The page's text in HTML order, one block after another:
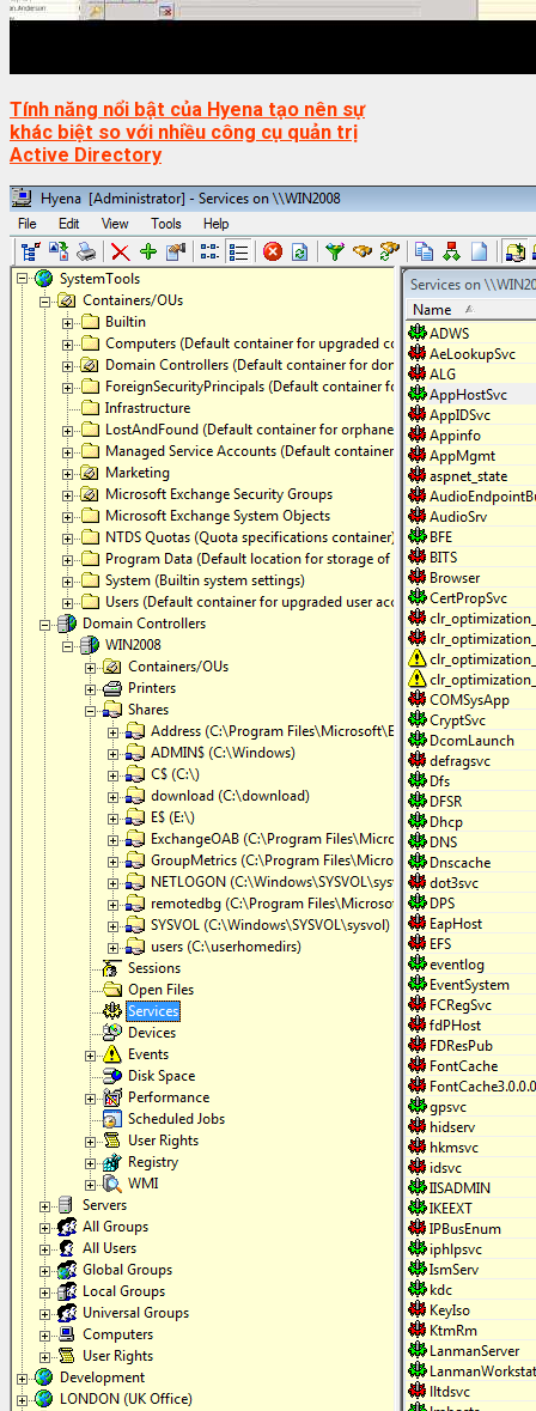
Tính năng nổi bật của Hyena tạo nên sự
khác biệt so với nhiều công cụ quản trị
Active Directory